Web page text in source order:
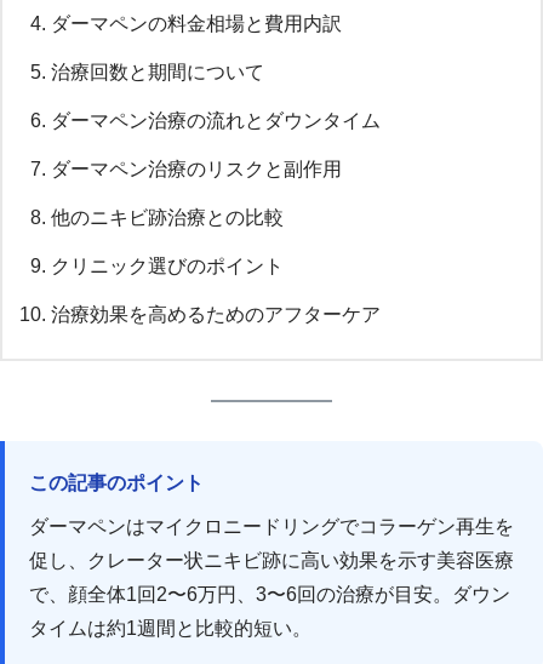
ダーマペンの料金相場と費用内訳
治療回数と期間について
ダーマペン治療の流れとダウンタイム
ダーマペン治療のリスクと副作用
他のニキビ跡治療との比較
クリニック選びのポイント
治療効果を高めるためのアフターケア
この記事のポイント
ダーマペンはマイクロニードリングでコラーゲン再生を
促し、クレーター状ニキビ跡に高い効果を示す美容医療
で、顔全体1回2〜6万円、3〜6回の治療が目安。ダウン
タイムは約1週間と比較的短い。